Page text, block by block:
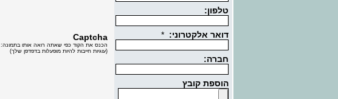
Captcha
הכנס את הקוד כפי שאתה רואה אותו בתמונה:
(עוגיות חייבות להיות מופעלות בדפדפן שלך)